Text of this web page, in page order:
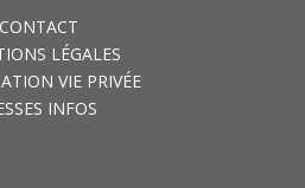
CONTACT
LÉGALES
VIE PRIVÉE
INFOS